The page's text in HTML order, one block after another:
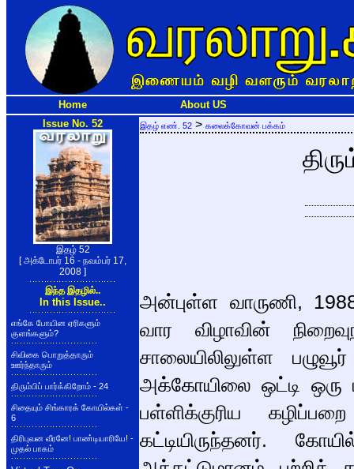
Home
About US
Issue No. 52
இதழ் 52
[ அக்டோபர் 16 - நவம்பர் 17,
2008 ]
இந்த இதழில்..
In this Issue..
எங்கே போயின ஏரிகளும்
குளங்களும்?
சிவிகை பொறுத்தாரும்
ஊர்ந்தாரும்
திரும்பிப் பார்க்கிறோம் - 24
சிதையும் சிங்காரக் கோயில்கள் -
6
திரிபுவன வீரனே! பாண்டியாரியே! -
முதல் பாகம்
இதழ் எண். 52 > கலைக்கோவன் பக்கம்
அன்புள்ள வாருணி,
வார விழாவின்
சாலையிலிலுள்ள
அக்கோயிலை ஒட்டி ஒரு
பள்ளிக்குரிய
கட்டியிருந்தனர்.